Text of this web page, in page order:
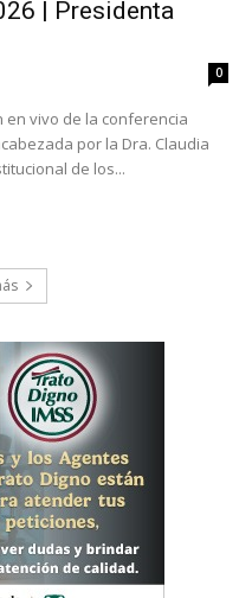
| Presidenta
0
en vivo de la conferencia
por la Dra. Claudia
de los...